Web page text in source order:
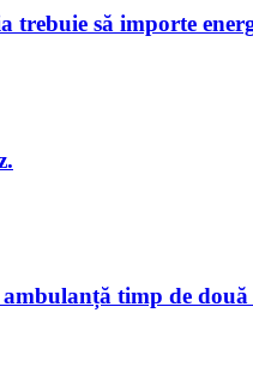
trebuie să importe
timp de două